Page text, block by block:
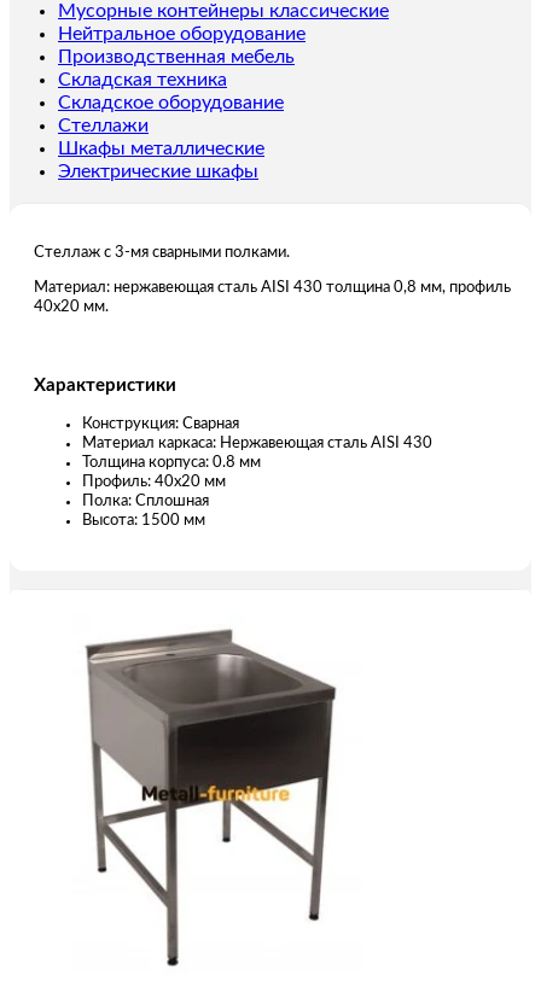
сплошными
полками
500
мм
Мусорные контейнеры классические
Нейтральное оборудование
Производственная мебель
Складская техника
Складское оборудование
Стеллажи
Шкафы металлические
Электрические шкафы
Стеллаж с 3-мя сварными полками.
Материал: нержавеющая сталь AISI 430 толщина 0,8 мм, профиль
40х20 мм.
Характеристики
Конструкция: Сварная
Материал каркаса: Нержавеющая сталь AISI 430
Толщина корпуса: 0.8 мм
Профиль: 40х20 мм
Полка: Сплошная
Высота: 1500 мм